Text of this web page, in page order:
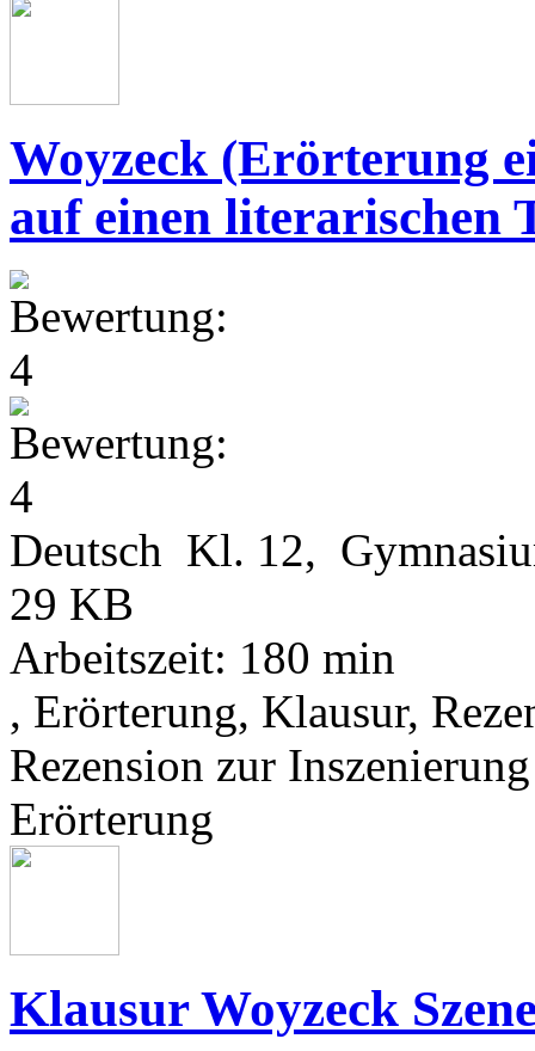
Woyzeck (Erörterung
auf einen literarischen
Deutsch Kl. 12,
29 KB
Arbeitszeit: 180 min
, Erörterung, Klausur,
Rezension zur
Erörterung
Klausur Woyzeck